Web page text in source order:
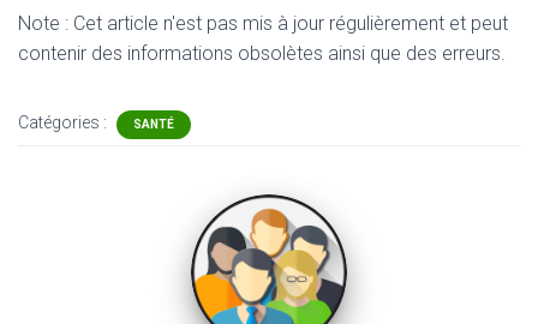
Note : Cet article n'est pas mis à jour régulièrement et peut
contenir des informations obsolètes ainsi que des erreurs.
Catégories : SANTÉ